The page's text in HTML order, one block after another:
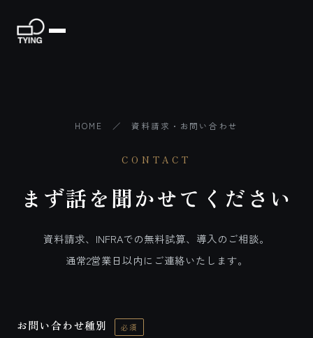
HOME ／ 資料請求・お問い合わせ
CONTACT
まず話を聞かせてください
資料請求、INFRAでの無料試算、導入のご相談。
通常2営業日以内にご連絡いたします。
お問い合わせ種別 必須